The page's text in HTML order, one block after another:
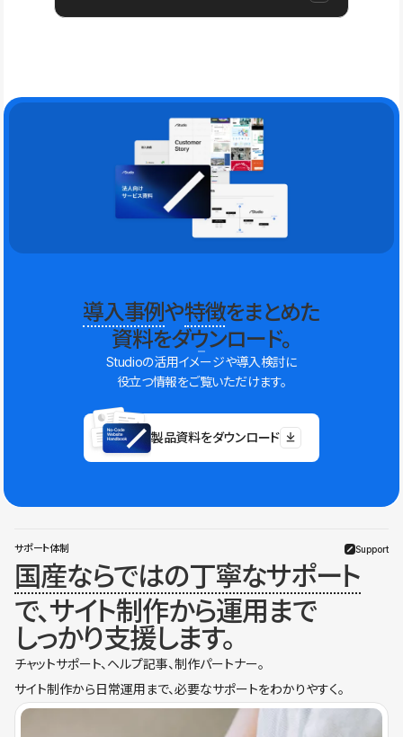
導入事例や特徴をまとめた
資料をダウンロード。
Studioの活用イメージや導入検討に
役立つ情報をご覧いただけます。
製品資料をダウンロード
サポート体制 Support
国産ならではの丁寧なサポート
で、サイト制作から運用まで
しっかり支援します。
チャットサポート、ヘルプ記事、制作パートナー。
サイト制作から日常運用まで、必要なサポートをわかりやすく。